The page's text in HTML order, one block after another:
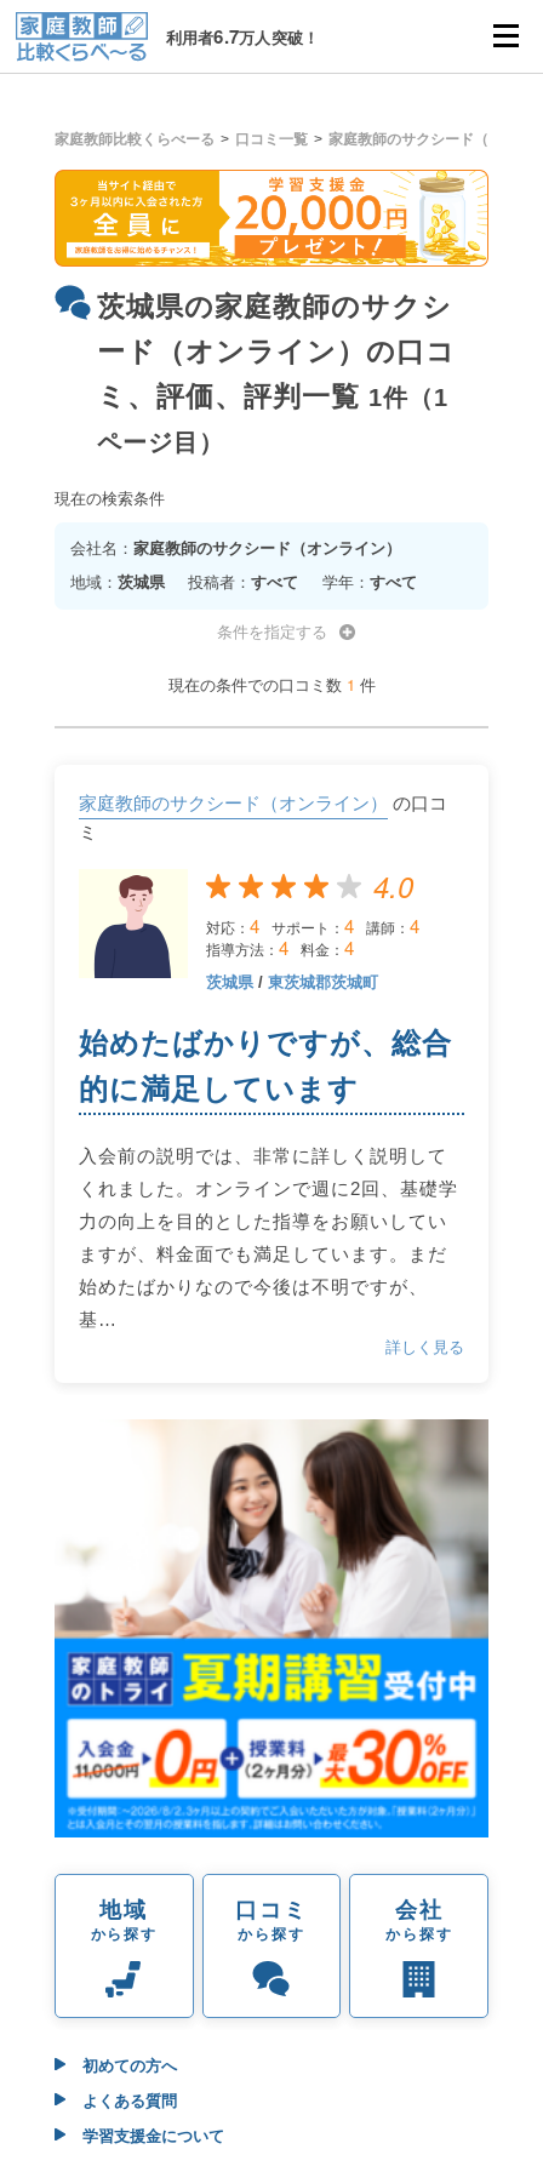
利用者6.7万人突破！
家庭教師比較くらべーる 口コミ一覧 家庭教師のサクシード（オンラ
茨城県の家庭教師のサクシ
ード（オンライン）の口コ
ミ、評価、評判一覧 1件（1
ページ目）
現在の検索条件
会社名： 家庭教師のサクシード（オンライン）
地域： 茨城県 投稿者：すべて 学年： すべて
条件を指定する
現在の条件での口コミ数 1 件
家庭教師のサクシード（オンライン）
の口コ
ミ
4.0
対応： 4 サポート： 4 講師： 4
指導方法： 4 料金： 4
茨城県/ 東茨城郡茨城町
始めたばかりですが、総合
的に満足しています
入会前の説明では、非常に詳しく説明して
くれました。オンラインで週に2回、基礎学
力の向上を目的とした指導をお願いしてい
ますが、料金面でも満足しています。まだ
始めたばかりなので今後は不明ですが、
基…
詳しく見る
地域
から探す
口コミ
から探す
会社
から探す
初めての方へ
よくある質問
学習支援金について